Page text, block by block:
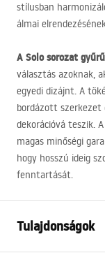
stílusban
álmai
A Solo sorozat
választás azoknak,
egyedi dizájnt. A
bordázott
dekorációvá teszik.
magas minőségi
hogy hosszú ideig
fenntartását.
Tulajdonságok